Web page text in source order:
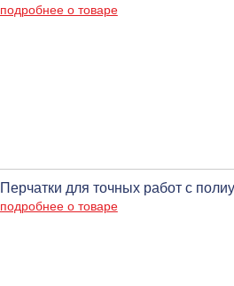
подробнее о товаре
Перчатки для точных работ с
подробнее о товаре